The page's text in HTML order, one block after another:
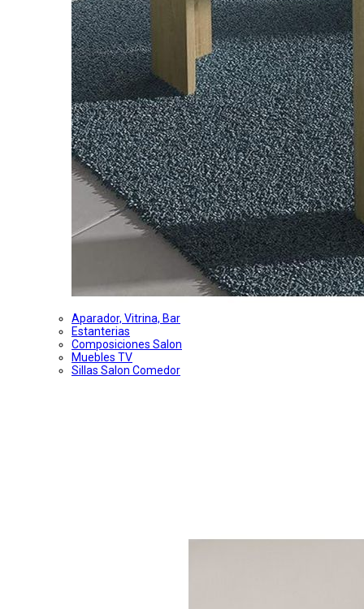
Aparador, Vitrina, Bar
Estanterias
Composiciones Salon
Muebles TV
Sillas Salon Comedor